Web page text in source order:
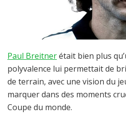
Paul Breitnerétait bien plus
polyvalence lui permettait de
de terrain, avec une vision du
marquer dans des moments
Coupe du monde.